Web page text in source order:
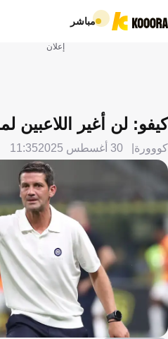
مباشر
إعلان
كيفو: لن أغير اللاعبين
كووورة 30 أغسطس 2025 11:35